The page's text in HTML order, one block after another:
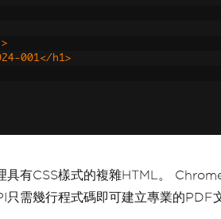
#2024-001</h1>
colspan='2'>Total</
();
有CSS樣式的複雜HTML。
需幾行程式碼即可建立專業的PDF